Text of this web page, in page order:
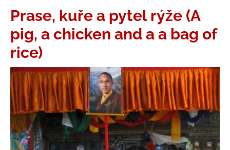
Prase, kuře a pytel rýže (A
pig, a chicken and a a bag of
rice)